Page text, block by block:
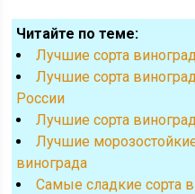
Читайте по теме:
Лучшие сорта
Лучшие сорта
России
Лучшие сорта
Лучшие
винограда
Cамые сладкие сорта